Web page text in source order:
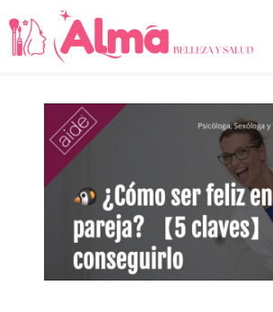
Saltar
al
contenido